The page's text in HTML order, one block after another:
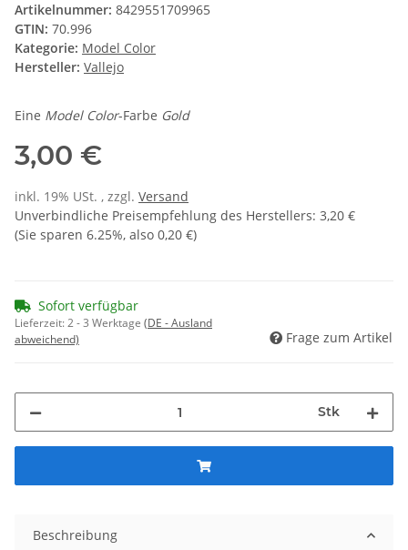
Artikelnummer: 8429551709965
GTIN: 70.996
Kategorie: Model Color
Hersteller: Vallejo
Eine Model Color-Farbe Gold
3,00 €
inkl. 19% USt. , zzgl. Versand
Unverbindliche Preisempfehlung des Herstellers: 3,20 €
(Sie sparen 6.25%, also 0,20 €)
Sofort verfügbar
Lieferzeit:2 - 3 Werktage (DE - Ausland
abweichend)
Frage zum Artikel
Stk
Beschreibung